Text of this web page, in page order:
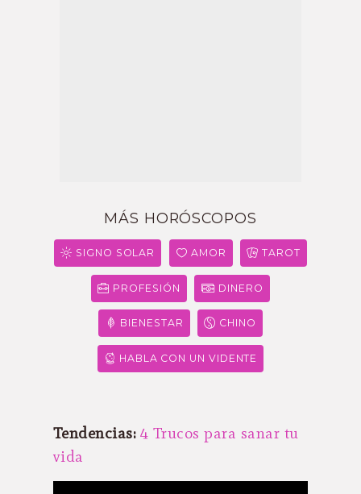
MÁS HORÓSCOPOS
SIGNO SOLAR AMOR TAROT
PROFESIÓN DINERO
BIENESTAR CHINO
HABLA CON UN VIDENTE
Tendencias: 4 Trucos para sanar tu
vida